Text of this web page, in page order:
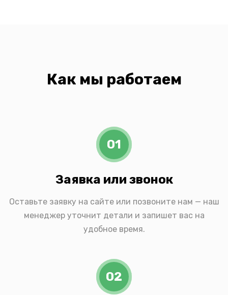
Как мы работаем
01
Заявка или звонок
Оставьте заявку на сайте или позвоните нам — наш
менеджер уточнит детали и запишет вас на
удобное время.
02